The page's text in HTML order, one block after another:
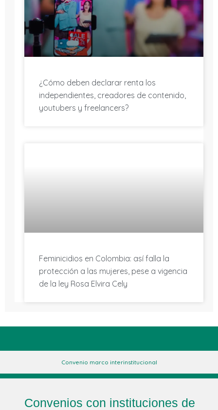
¿Cómo deben declarar renta los
independientes, creadores de contenido,
youtubers y freelancers?
Feminicidios en Colombia: así falla la
protección a las mujeres, pese a vigencia
de la ley Rosa Elvira Cely
Convenio marco interinstitucional
Convenios con instituciones de